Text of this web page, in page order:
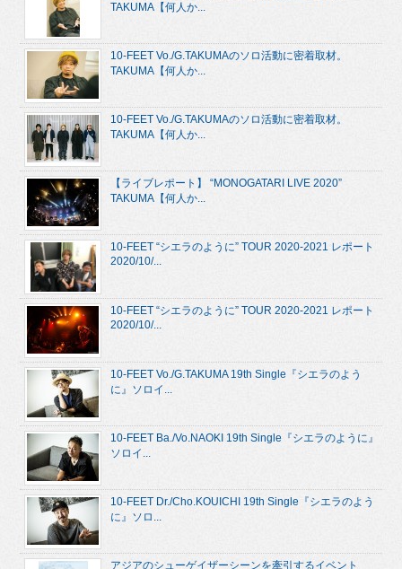
TAKUMA【何人か...
10-FEET Vo./G.TAKUMAのソロ活動に密着取材。
TAKUMA【何人か...
10-FEET Vo./G.TAKUMAのソロ活動に密着取材。
TAKUMA【何人か...
【ライブレポート】 “MONOGATARI LIVE 2020”
TAKUMA【何人か...
10-FEET “シエラのように” TOUR 2020-2021 レポート
2020/10/...
10-FEET “シエラのように” TOUR 2020-2021 レポート
2020/10/...
10-FEET Vo./G.TAKUMA 19th Single『シエラのよう
に』ソロイ...
10-FEET Ba./Vo.NAOKI 19th Single『シエラのように』
ソロイ...
10-FEET Dr./Cho.KOUICHI 19th Single『シエラのよう
に』ソロ...
アジアのシューゲイザーシーンを牽引するイベント